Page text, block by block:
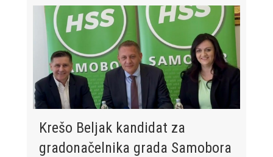
Krešo Beljak kandidat za
gradonačelnika grada Samobora